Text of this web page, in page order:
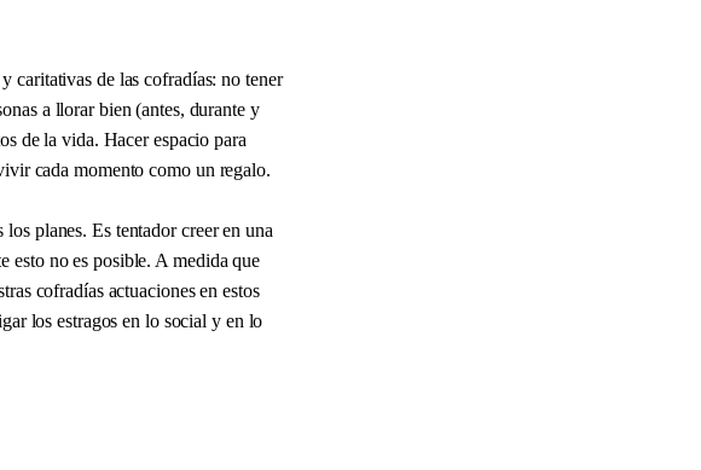
caritativas de las cofradías: no tener
a llorar bien (antes, durante y
de la vida. Hacer espacio para
cada momento como un regalo.
planes. Es tentador creer en una
esto no es posible. A medida que
cofradías actuaciones en estos
los estragos en lo social y en lo